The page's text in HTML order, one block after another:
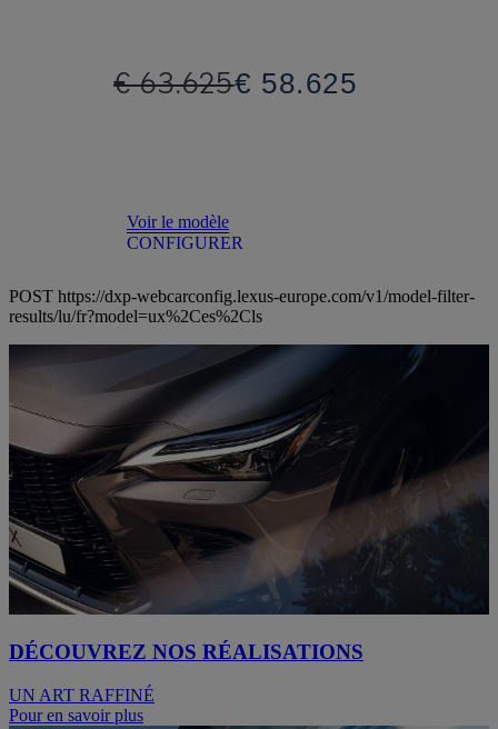
€ 63.625€ 58.625
Voir le modèle
CONFIGURER
POST https://dxp-webcarconfig.lexus-europe.com/v1/model-filter-
results/lu/fr?model=ux%2Ces%2Cls
DÉCOUVREZ NOS RÉALISATIONS
UN ART RAFFINÉ
Pour en savoir plus